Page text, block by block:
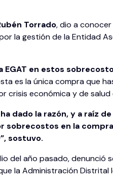
Torrado, dio a
la gestión de la Entidad
EGAT en estos
es la única compra que
crisis económica y de salud
dado la razón, y a raíz
sobrecostos en la
sostuvo.
del año pasado, denunció
la Administración